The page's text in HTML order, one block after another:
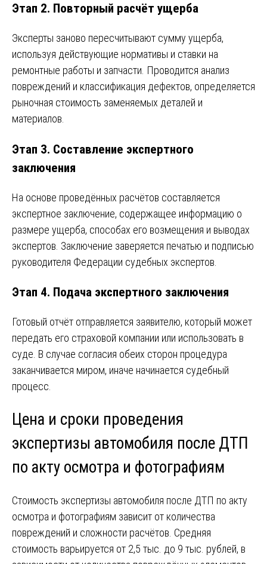
Этап 2. Повторный расчёт ущерба
Эксперты заново пересчитывают сумму ущерба,
используя действующие нормативы и ставки на
ремонтные работы и запчасти. Проводится анализ
повреждений и классификация дефектов, определяется
рыночная стоимость заменяемых деталей и
материалов.
Этап 3. Составление экспертного
заключения
На основе проведённых расчётов составляется
экспертное заключение, содержащее информацию о
размере ущерба, способах его возмещения и выводах
экспертов. Заключение заверяется печатью и подписью
руководителя Федерации судебных экспертов.
Этап 4. Подача экспертного заключения
Готовый отчёт отправляется заявителю, который может
передать его страховой компании или использовать в
суде. В случае согласия обеих сторон процедура
заканчивается миром, иначе начинается судебный
процесс.
Цена и сроки проведения
экспертизы автомобиля после ДТП
по акту осмотра и фотографиям
Стоимость экспертизы автомобиля после ДТП по акту
осмотра и фотографиям зависит от количества
повреждений и сложности расчётов. Средняя
стоимость варьируется от 2,5 тыс. до 9 тыс. рублей, в